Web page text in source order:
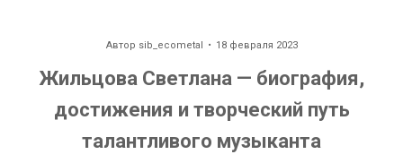
Автор sib_ecometal 18 февраля 2023
Жильцова Светлана — биография,
достижения и творческий путь
талантливого музыканта